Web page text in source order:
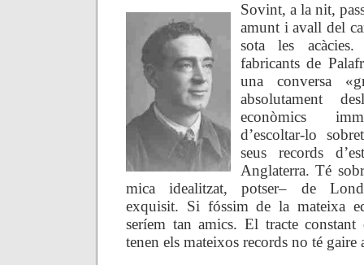
Sovint, a la nit,
amunt i avall del
sota les
fabricants de
una conversa
absolutament
econòmics
d’escoltar-lo
seus records
Anglaterra. Té
mica idealitzat, potser– de
exquisit. Si fóssim de la mateixa
seríem tan amics. El tracte constant
tenen els mateixos records no té gaire